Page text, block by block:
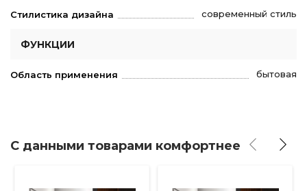
Стилистика дизайна современный стиль
ФУНКЦИИ
Область применения бытовая
С данными товарами комфортнее